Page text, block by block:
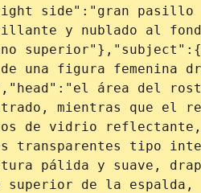
side":"gran pasillo
y nublado al
una figura femenina
área del
mientras que el
de vidrio
transparentes tipo
pálida y suave,
superior de la